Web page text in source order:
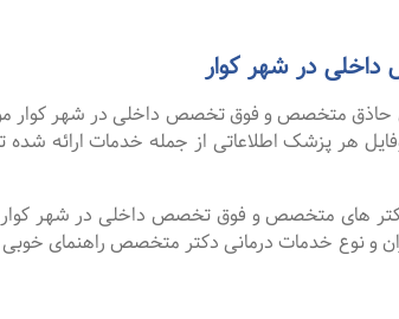
در شهر کوار
متخصص و فوق تخصص داخلی در شهر کوار
هر پزشک اطلاعاتی از جمله خدمات
دکتر های متخصص و فوق تخصص داخلی در شهر کوار
و نوع خدمات درمانی دکتر متخصص راهنمای